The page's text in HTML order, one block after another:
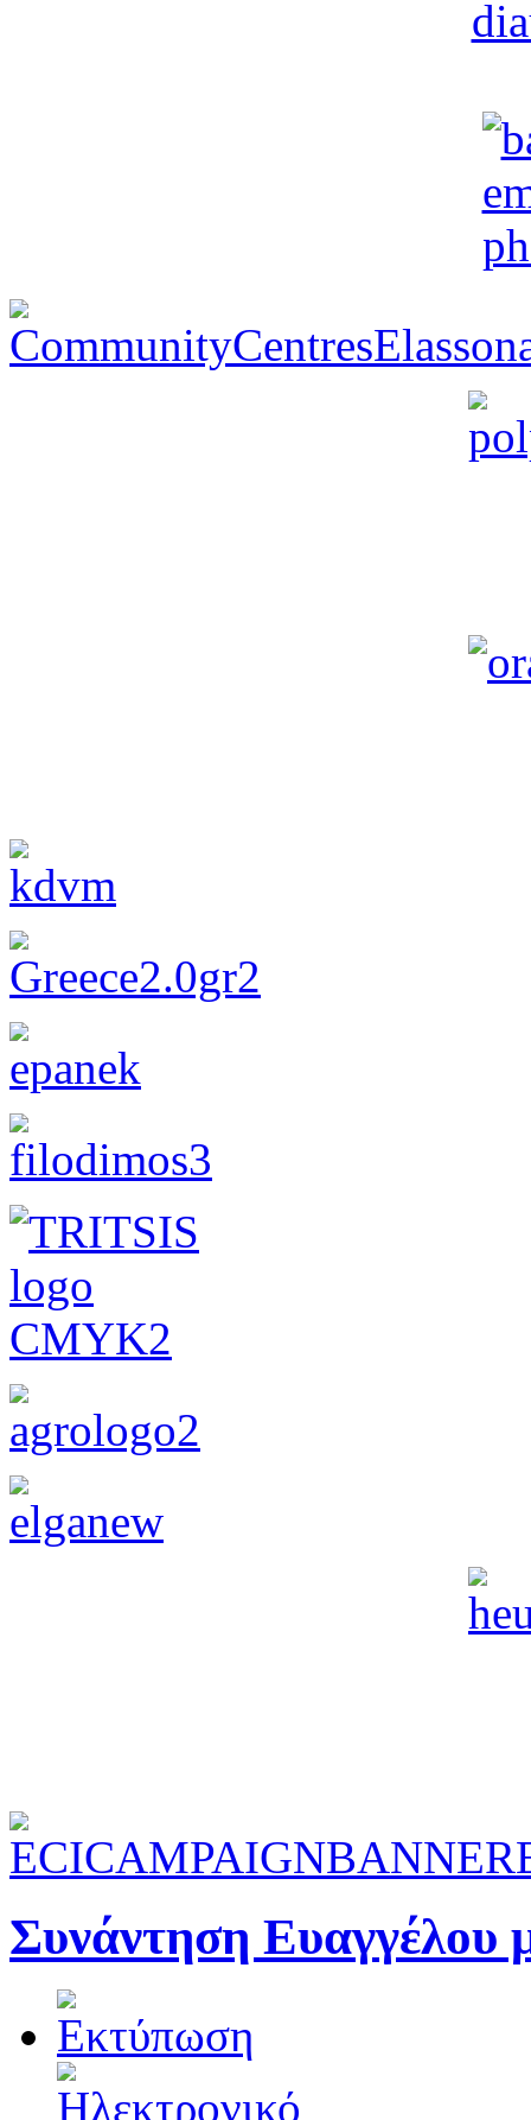
Συνάντηση Ευαγγέλου